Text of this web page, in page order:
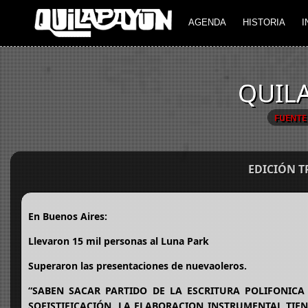
AGENDA HISTORIA
FUENTE
EDICIÓN
En Buenos Aires:
Llevaron 15 mil personas al Luna Park
Superaron las presentaciones de nuevaoleros.
“SABEN SACAR PARTIDO DE LA ESCRITURA